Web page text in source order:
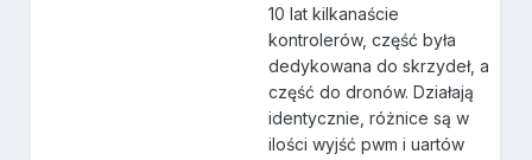
10 lat kilkanaście
kontrolerów, część była
dedykowana do skrzydeł, a
część do dronów. Działają
identycznie, różnice są w
ilości wyjść pwm i uartów